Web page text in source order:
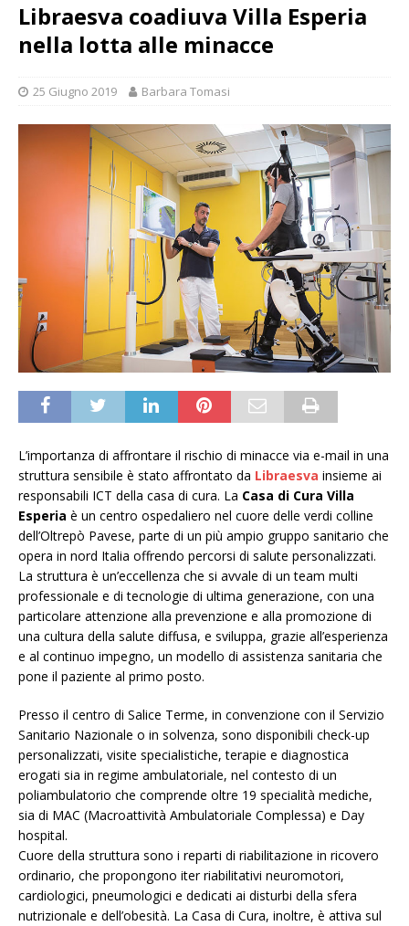
Libraesva coadiuva Villa Esperia
nella lotta alle minacce
25 Giugno 2019 Barbara Tomasi
L’importanza di affrontare il rischio di minacce via e-mail in una
struttura sensibile è stato affrontato da Libraesva insieme ai
responsabili ICT della casa di cura. La Casa di Cura Villa
Esperia è un centro ospedaliero nel cuore delle verdi colline
dell’Oltrepò Pavese, parte di un più ampio gruppo sanitario che
opera in nord Italia offrendo percorsi di salute personalizzati.
La struttura è un’eccellenza che si avvale di un team multi
professionale e di tecnologie di ultima generazione, con una
particolare attenzione alla prevenzione e alla promozione di
una cultura della salute diffusa, e sviluppa, grazie all’esperienza
e al continuo impegno, un modello di assistenza sanitaria che
pone il paziente al primo posto.
Presso il centro di Salice Terme, in convenzione con il Servizio
Sanitario Nazionale o in solvenza, sono disponibili check-up
personalizzati, visite specialistiche, terapie e diagnostica
erogati sia in regime ambulatoriale, nel contesto di un
poliambulatorio che comprende oltre 19 specialità mediche,
sia di MAC (Macroattività Ambulatoriale Complessa) e Day
hospital.
Cuore della struttura sono i reparti di riabilitazione in ricovero
ordinario, che propongono iter riabilitativi neuromotori,
cardiologici, pneumologici e dedicati ai disturbi della sfera
nutrizionale e dell’obesità. La Casa di Cura, inoltre, è attiva sul